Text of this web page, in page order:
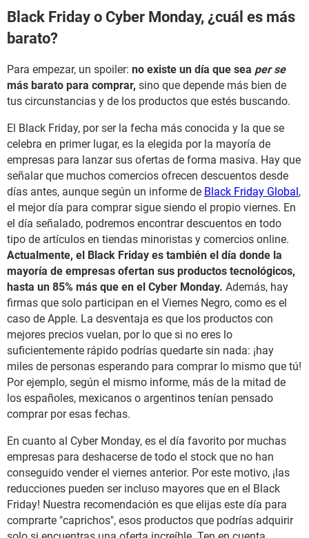
Black Friday o Cyber Monday, ¿cuál es más
barato?
Para empezar, un spoiler: no existe un día que sea per se
más barato para comprar, sino que depende más bien de
tus circunstancias y de los productos que estés buscando.
El Black Friday, por ser la fecha más conocida y la que se
celebra en primer lugar, es la elegida por la mayoría de
empresas para lanzar sus ofertas de forma masiva. Hay que
señalar que muchos comercios ofrecen descuentos desde
días antes, aunque según un informe de Black Friday Global ,
el mejor día para comprar sigue siendo el propio viernes. En
el día señalado, podremos encontrar descuentos en todo
tipo de artículos en tiendas minoristas y comercios online.
Actualmente, el Black Friday es también el día donde la
mayoría de empresas ofertan sus productos tecnológicos,
hasta un 85% más que en el Cyber Monday. Además, hay
firmas que solo participan en el Viernes Negro, como es el
caso de Apple. La desventaja es que los productos con
mejores precios vuelan, por lo que si no eres lo
suficientemente rápido podrías quedarte sin nada: ¡hay
miles de personas esperando para comprar lo mismo que tú!
Por ejemplo, según el mismo informe, más de la mitad de
los españoles, mexicanos o argentinos tenían pensado
comprar por esas fechas.
En cuanto al Cyber Monday, es el día favorito por muchas
empresas para deshacerse de todo el stock que no han
conseguido vender el viernes anterior. Por este motivo, ¡las
reducciones pueden ser incluso mayores que en el Black
Friday! Nuestra recomendación es que elijas este día para
comprarte "caprichos", esos productos que podrías adquirir